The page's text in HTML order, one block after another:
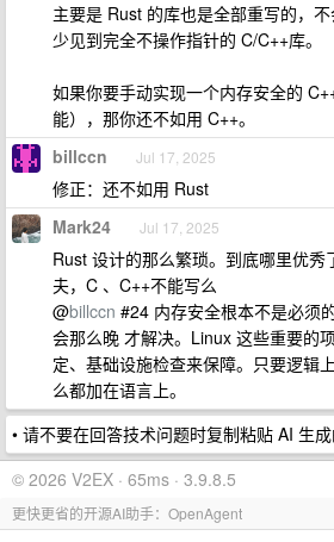
主要是 Rust 的库也是全部重写的，
少见到完全不操作指针的 C/C++库。
如果你要手动实现一个内存安全的
能），那你还不如用 C++。
billccn Jul 17, 2025
修正：还不如用 Rust
Mark24 Jul 17, 2025
Rust 设计的那么繁琐。到底哪里优秀
夫，C 、C++不能写么
@billccn #24 内存安全根本不是必须
会那么晚 才解决。Linux 这些重要的
定、基础设施检查来保障。只要逻辑
么都加在语言上。
• 请不要在回答技术问题时复制粘贴 AI 生
© 2026 V2EX · 65ms · 3.9.8.5
更快更省的开源AI助手：OpenAgent